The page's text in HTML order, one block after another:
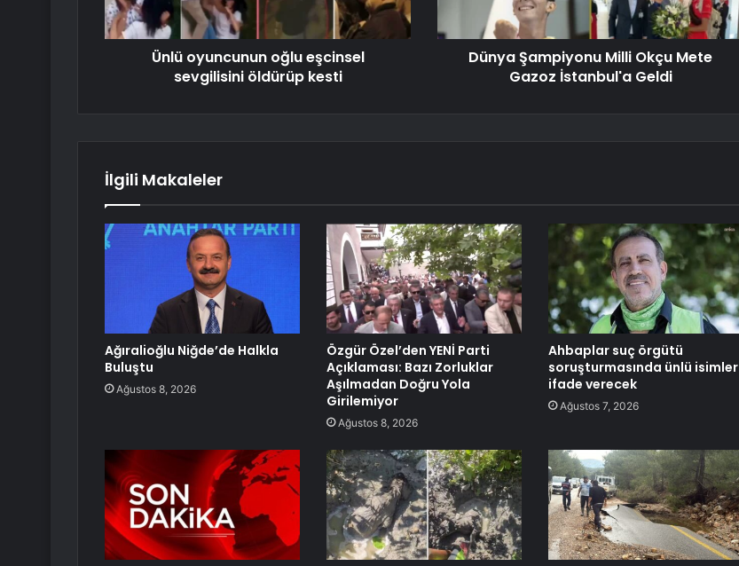
Ünlü oyuncunun oğlu eşcinsel
sevgilisini öldürüp kesti
Dünya Şampiyonu Milli Okçu Mete
Gazoz İstanbul'a Geldi
İlgili Makaleler
Ağıralioğlu Niğde’de Halkla
Buluştu
Ağustos 8, 2026
Özgür Özel’den YENİ Parti
Açıklaması: Bazı Zorluklar
Aşılmadan Doğru Yola
Girilemiyor
Ağustos 8, 2026
Ahbaplar suç örgütü
soruşturmasında ünlü isimler
ifade verecek
Ağustos 7, 2026